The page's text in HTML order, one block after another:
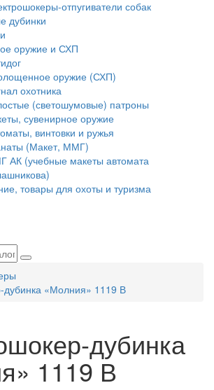
отпугиватели собак
дубинки
оружие и СХП
оружие (СХП)
охотника
(светошумовые) патроны
сувенирное оружие
винтовки и ружья
(Макет, ММГ)
АК (учебные макеты автомата
товары для охоты и туризма
дубинка «Молния» 1119 В
дубинка
1119 В